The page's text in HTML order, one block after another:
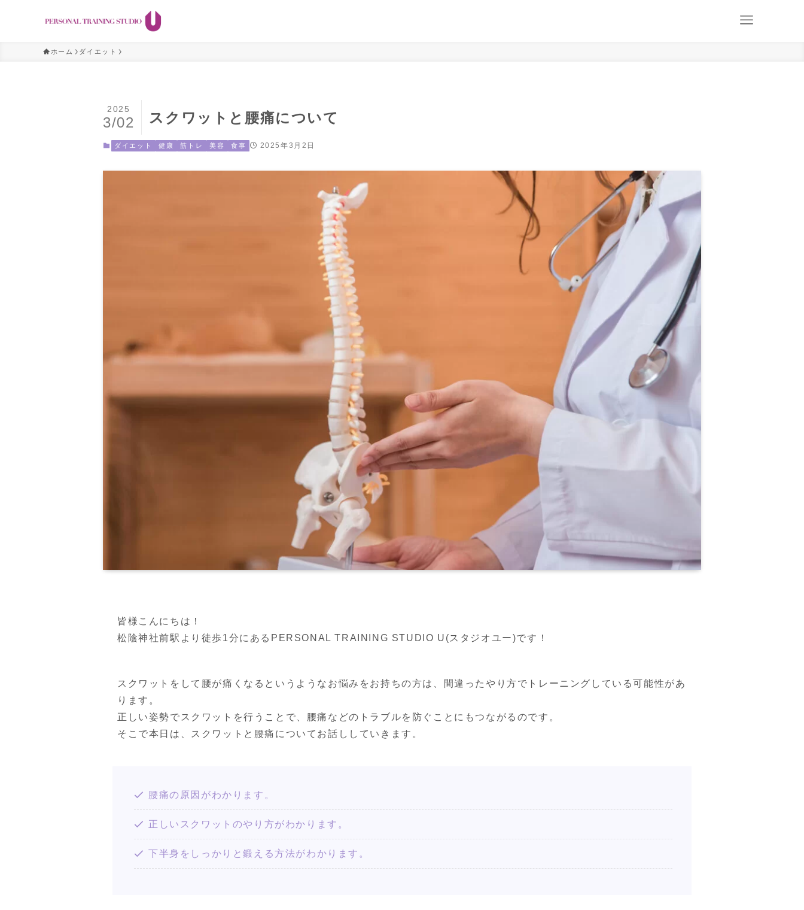
ホーム ダイエット
スクワットと腰痛について
2025
3/02
ダイエット 健康 筋トレ 美容 食事 2025年3月2日
皆様こんにちは！
松陰神社前駅より徒歩1分にあるPERSONAL TRAINING STUDIO U(スタジオユー)です！
スクワットをして腰が痛くなるというようなお悩みをお持ちの方は、間違ったやり方でトレーニングしている可能性があ
ります。
正しい姿勢でスクワットを行うことで、腰痛などのトラブルを防ぐことにもつながるのです。
そこで本日は、スクワットと腰痛についてお話ししていきます。
腰痛の原因がわかります。
正しいスクワットのやり方がわかります。
下半身をしっかりと鍛える方法がわかります。